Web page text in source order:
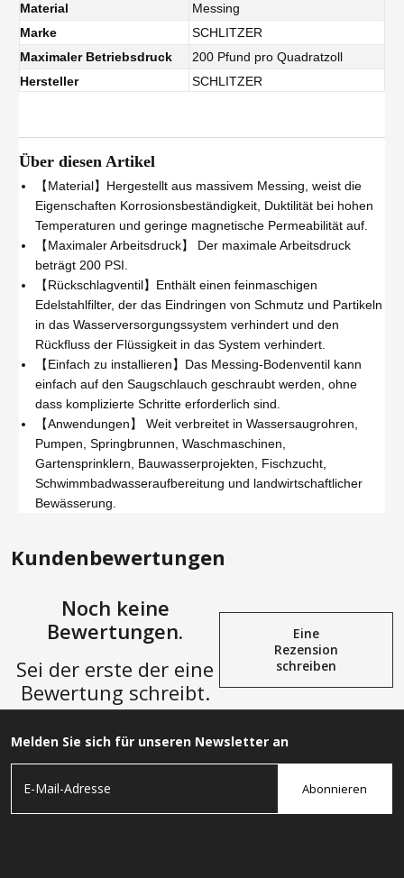
Material
Messing
Marke
SCHLITZER
Maximaler Betriebsdruck
200 Pfund pro Quadratzoll
Hersteller
SCHLITZER
Über diesen Artikel
【Material】Hergestellt aus massivem Messing, weist die
Eigenschaften Korrosionsbeständigkeit, Duktilität bei hohen
Temperaturen und geringe magnetische Permeabilität auf.
【Maximaler Arbeitsdruck】 Der maximale Arbeitsdruck
beträgt 200 PSI.
【Rückschlagventil】Enthält einen feinmaschigen
Edelstahlfilter, der das Eindringen von Schmutz und Partikeln
in das Wasserversorgungssystem verhindert und den
Rückfluss der Flüssigkeit in das System verhindert.
【Einfach zu installieren】Das Messing-Bodenventil kann
einfach auf den Saugschlauch geschraubt werden, ohne
dass komplizierte Schritte erforderlich sind.
【Anwendungen】 Weit verbreitet in Wassersaugrohren,
Pumpen, Springbrunnen, Waschmaschinen,
Gartensprinklern, Bauwasserprojekten, Fischzucht,
Schwimmbadwasseraufbereitung und landwirtschaftlicher
Bewässerung.
Kundenbewertungen
Noch keine
Bewertungen.
Sei der erste der eine
Bewertung schreibt.
Eine
Rezension
schreiben
Melden Sie sich für unseren Newsletter an
Abonnieren